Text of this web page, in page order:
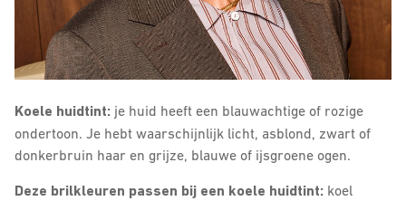
Koele huidtint: je huid heeft een blauwachtige of rozige
ondertoon. Je hebt waarschijnlijk licht, asblond, zwart of
donkerbruin haar en grijze, blauwe of ijsgroene ogen.
Deze brilkleuren passen bij een koele huidtint: koel